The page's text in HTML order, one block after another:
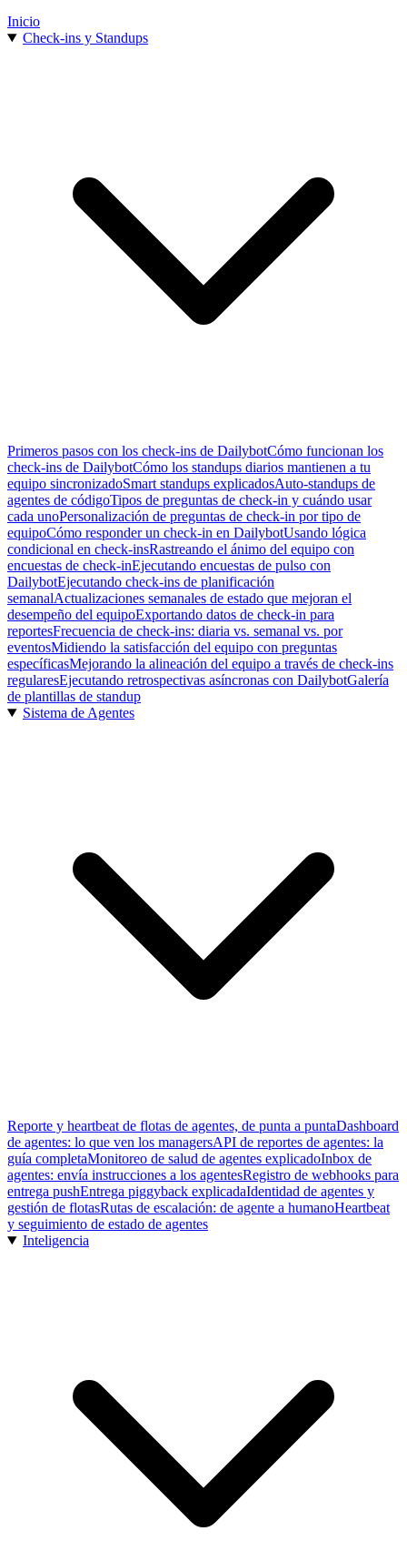
Inicio
Check-ins y Standups
Primeros pasos con los check-ins de DailybotCómo funcionan los
check-ins de DailybotCómo los standups diarios mantienen a tu
equipo sincronizadoSmart standups explicadosAuto-standups de
agentes de códigoTipos de preguntas de check-in y cuándo usar
cada unoPersonalización de preguntas de check-in por tipo de
equipoCómo responder un check-in en DailybotUsando lógica
condicional en check-insRastreando el ánimo del equipo con
encuestas de check-inEjecutando encuestas de pulso con
DailybotEjecutando check-ins de planificación
semanalActualizaciones semanales de estado que mejoran el
desempeño del equipoExportando datos de check-in para
reportesFrecuencia de check-ins: diaria vs. semanal vs. por
eventosMidiendo la satisfacción del equipo con preguntas
específicasMejorando la alineación del equipo a través de check-ins
regularesEjecutando retrospectivas asíncronas con DailybotGalería
de plantillas de standup
Sistema de Agentes
Reporte y heartbeat de flotas de agentes, de punta a puntaDashboard
de agentes: lo que ven los managersAPI de reportes de agentes: la
guía completaMonitoreo de salud de agentes explicadoInbox de
agentes: envía instrucciones a los agentesRegistro de webhooks para
entrega pushEntrega piggyback explicadaIdentidad de agentes y
gestión de flotasRutas de escalación: de agente a humanoHeartbeat
y seguimiento de estado de agentes
Inteligencia